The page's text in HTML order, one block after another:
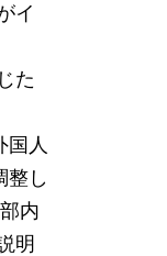
イ
た
国人
整し
内
明